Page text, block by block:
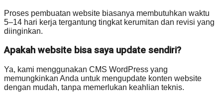
Proses pembuatan website biasanya membutuhkan waktu
5–14 hari kerja tergantung tingkat kerumitan dan revisi yang
diinginkan.
Apakah website bisa saya update sendiri?
Ya, kami menggunakan CMS WordPress yang
memungkinkan Anda untuk mengupdate konten website
dengan mudah, tanpa memerlukan keahlian teknis.